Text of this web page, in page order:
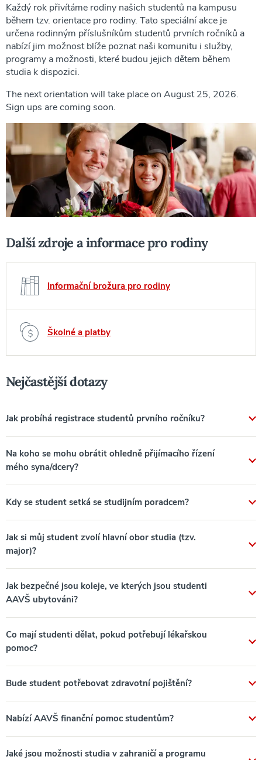
Každý rok přivítáme rodiny našich studentů na kampusu
během tzv. orientace pro rodiny. Tato speciální akce je
určena rodinným příslušníkům studentů prvních ročníků a
nabízí jim možnost blíže poznat naši komunitu i služby,
programy a možnosti, které budou jejich dětem během
studia k dispozici.
The next orientation will take place on August 25, 2026.
Sign ups are coming soon.
Další zdroje a informace pro rodiny
Informační brožura pro rodiny
Školné a platby
Nejčastější dotazy
Jak probíhá registrace studentů prvního ročníku?
Na koho se mohu obrátit ohledně přijímacího řízení
mého syna/dcery?
Kdy se student setká se studijním poradcem?
Jak si můj student zvolí hlavní obor studia (tzv.
major)?
Jak bezpečné jsou koleje, ve kterých jsou studenti
AAVŠ ubytováni?
Co mají studenti dělat, pokud potřebují lékařskou
pomoc?
Bude student potřebovat zdravotní pojištění?
Nabízí AAVŠ finanční pomoc studentům?
Jaké jsou možnosti studia v zahraničí a programu